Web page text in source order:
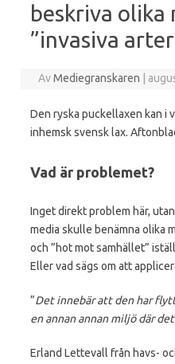
beskriva olika
”invasiva
AvMediegranskaren
Den ryska puckellaxen kan i
inhemsk svensk lax.
Vad är problemet?
Inget direkt problem här,
media skulle benämna olika
och ”hot mot samhället”
Eller vad sägs om att
”Det innebär att den har
en annan annan miljö där
Erland Lettevall från havs-